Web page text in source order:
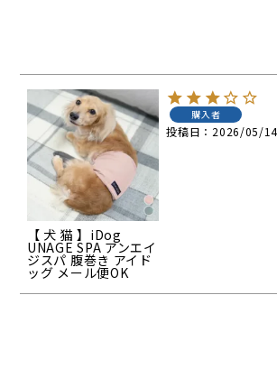
【 犬 猫 】iDog
UNAGE SPA アンエイ
ジスパ 腹巻き アイド
ッグ メール便OK
購入者
投稿日 2026/05/14